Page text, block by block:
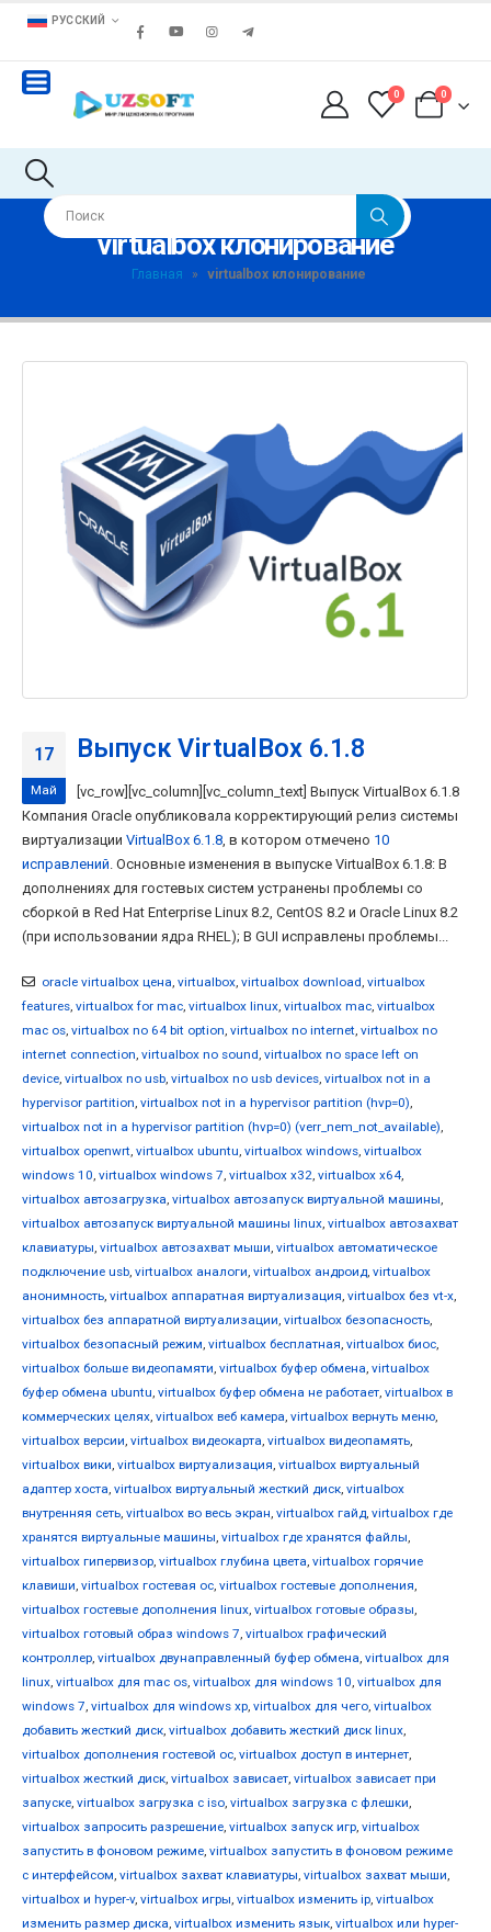
РУССКИЙ
0 0
virtualbox клонирование
Главная » virtualbox клонирование
17
Май
Выпуск VirtualBox 6.1.8
[vc_row][vc_column][vc_column_text] Выпуск VirtualBox 6.1.8
Компания Oracle опубликовала корректирующий релиз системы
виртуализации VirtualBox 6.1.8, в котором отмечено 10
исправлений. Основные изменения в выпуске VirtualBox 6.1.8: В
дополнениях для гостевых систем устранены проблемы со
сборкой в Red Hat Enterprise Linux 8.2, CentOS 8.2 и Oracle Linux 8.2
(при использовании ядра RHEL); В GUI исправлены проблемы...
oracle virtualbox цена, virtualbox, virtualbox download, virtualbox
features, virtualbox for mac, virtualbox linux, virtualbox mac, virtualbox
mac os, virtualbox no 64 bit option, virtualbox no internet, virtualbox no
internet connection, virtualbox no sound, virtualbox no space left on
device, virtualbox no usb, virtualbox no usb devices, virtualbox not in a
hypervisor partition, virtualbox not in a hypervisor partition (hvp=0),
virtualbox not in a hypervisor partition (hvp=0) (verr_nem_not_available),
virtualbox openwrt, virtualbox ubuntu, virtualbox windows, virtualbox
windows 10, virtualbox windows 7, virtualbox x32, virtualbox x64,
virtualbox автозагрузка, virtualbox автозапуск виртуальной машины,
virtualbox автозапуск виртуальной машины linux, virtualbox автозахват
клавиатуры, virtualbox автозахват мыши, virtualbox автоматическое
подключение usb, virtualbox аналоги, virtualbox андроид, virtualbox
анонимность, virtualbox аппаратная виртуализация, virtualbox без vt-x,
virtualbox без аппаратной виртуализации, virtualbox безопасность,
virtualbox безопасный режим, virtualbox бесплатная, virtualbox биос,
virtualbox больше видеопамяти, virtualbox буфер обмена, virtualbox
буфер обмена ubuntu, virtualbox буфер обмена не работает, virtualbox в
коммерческих целях, virtualbox веб камера, virtualbox вернуть меню,
virtualbox версии, virtualbox видеокарта, virtualbox видеопамять,
virtualbox вики, virtualbox виртуализация, virtualbox виртуальный
адаптер хоста, virtualbox виртуальный жесткий диск, virtualbox
внутренняя сеть, virtualbox во весь экран, virtualbox гайд, virtualbox где
хранятся виртуальные машины, virtualbox где хранятся файлы,
virtualbox гипервизор, virtualbox глубина цвета, virtualbox горячие
клавиши, virtualbox гостевая ос, virtualbox гостевые дополнения,
virtualbox гостевые дополнения linux, virtualbox готовые образы,
virtualbox готовый образ windows 7, virtualbox графический
контроллер, virtualbox двунаправленный буфер обмена, virtualbox для
linux, virtualbox для mac os, virtualbox для windows 10, virtualbox для
windows 7, virtualbox для windows xp, virtualbox для чего, virtualbox
добавить жесткий диск, virtualbox добавить жесткий диск linux,
virtualbox дополнения гостевой ос, virtualbox доступ в интернет,
virtualbox жесткий диск, virtualbox зависает, virtualbox зависает при
запуске, virtualbox загрузка с iso, virtualbox загрузка с флешки,
virtualbox запросить разрешение, virtualbox запуск игр, virtualbox
запустить в фоновом режиме, virtualbox запустить в фоновом режиме
с интерфейсом, virtualbox захват клавиатуры, virtualbox захват мыши,
virtualbox и hyper-v, virtualbox игры, virtualbox изменить ip, virtualbox
изменить размер диска, virtualbox изменить язык, virtualbox или hyper-